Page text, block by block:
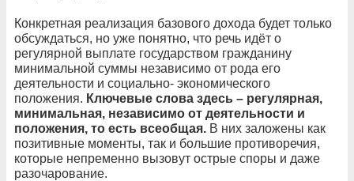
Конкретная реализация базового дохода будет только
обсуждаться, но уже понятно, что речь идёт о
регулярной выплате государством гражданину
минимальной суммы независимо от рода его
деятельности и социально- экономического
положения. Ключевые слова здесь – регулярная,
минимальная, независимо от деятельности и
положения, то есть всеобщая. В них заложены как
позитивные моменты, так и большие противоречия,
которые непременно вызовут острые споры и даже
разочарование.